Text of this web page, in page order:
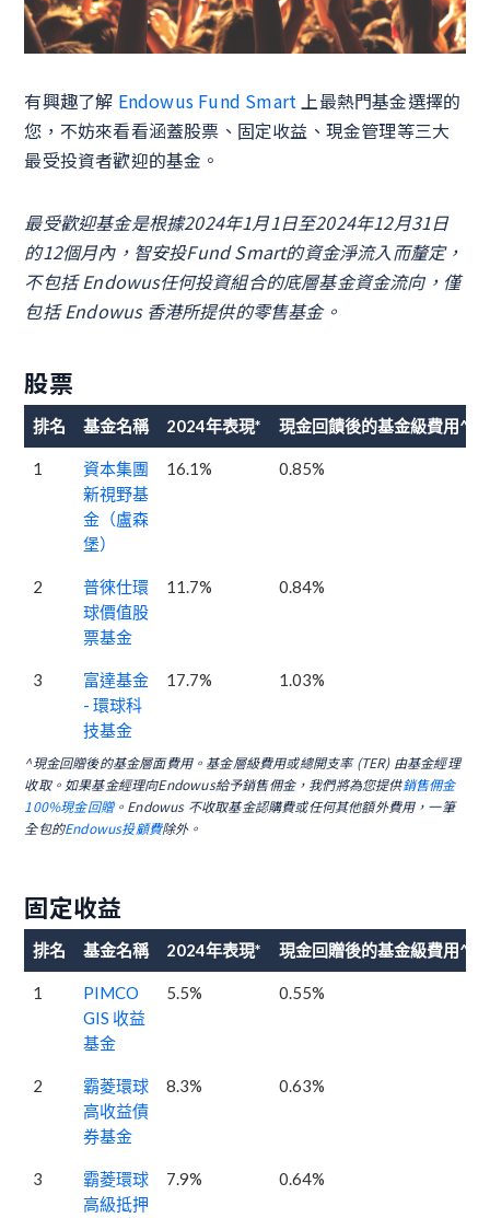
有興趣了解 Endowus Fund Smart上最熱門基金選擇的
您，不妨來看看涵蓋股票、固定收益、現金管理等三大
最受投資者歡迎的基金。
最受歡迎基金是根據2024年1月1日至2024年12月31日
的12個月內，智安投Fund Smart的資金淨流入而釐定，
不包括 Endowus任何投資組合的底層基金資金流向，僅
包括 Endowus 香港所提供的零售基金。
股票
排名 基金名稱 2024年表現* 現金回饋後的基金級費用^
1
資本集團
新視野基
金（盧森
堡）
16.1% 0.85%
2
普徠仕環
球價值股
票基金
11.7% 0.84%
3
富達基金
- 環球科
技基金
17.7% 1.03%
^現金回贈後的基金層面費用。基金層級費用或總開支率 (TER) 由基金經理
收取。如果基金經理向Endowus給予銷售佣金，我們將為您提供銷售佣金
100%現金回贈。Endowus 不收取基金認購費或任何其他額外費用，一筆
全包的Endowus投顧費除外。
固定收益
排名 基金名稱 2024年表現* 現金回贈後的基金級費用^
1
PIMCO
GIS 收益
基金
5.5% 0.55%
2
霸菱環球
高收益債
券基金
8.3% 0.63%
3
霸菱環球
高級抵押
7.9% 0.64%